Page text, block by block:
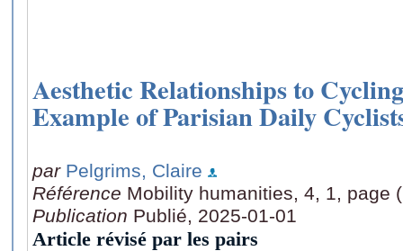
Aesthetic Relationships to
Example of Parisian Daily
par Pelgrims, Claire
Référence Mobility humanities, 4, 1, page
Publication Publié, 2025-01-01
Article révisé par les pairs